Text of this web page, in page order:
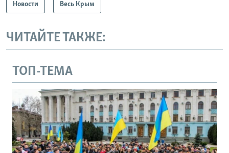
Новости Весь Крым
ЧИТАЙТЕ ТАКЖЕ:
ТОП-ТЕМА